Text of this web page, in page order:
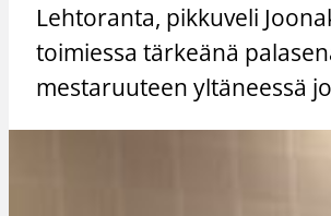
Lehtoranta, pikkuveli
toimiessa tärkeänä
mestaruuteen yltäneessä